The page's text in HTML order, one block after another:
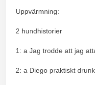
Uppvärmning:
2 hundhistorier
1: a Jag trodde att jag
2: a Diego praktiskt